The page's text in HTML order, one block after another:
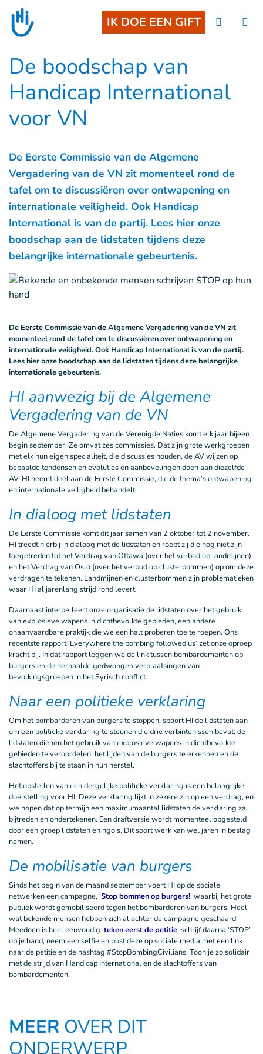
Goto main content
IK DOE EEN GIFT
De boodschap van
Handicap International
voor VN
De Eerste Commissie van de Algemene
Vergadering van de VN zit momenteel rond de
tafel om te discussiëren over ontwapening en
internationale veiligheid. Ook Handicap
International is van de partij. Lees hier onze
boodschap aan de lidstaten tijdens deze
belangrijke internationale gebeurtenis.
De Eerste Commissie van de Algemene Vergadering van de VN zit
momenteel rond de tafel om te discussiëren over ontwapening en
internationale veiligheid. Ook Handicap International is van de partij.
Lees hier onze boodschap aan de lidstaten tijdens deze belangrijke
internationale gebeurtenis.
HI aanwezig bij de Algemene
Vergadering van de VN
De Algemene Vergadering van de Verenigde Naties komt elk jaar bijeen
begin september. Ze omvat zes commissies. Dat zijn grote werkgroepen
met elk hun eigen specialiteit, die discussies houden, de AV wijzen op
bepaalde tendensen en evoluties en aanbevelingen doen aan diezelfde
AV. HI neemt deel aan de Eerste Commissie, die de thema’s ontwapening
en internationale veiligheid behandelt.
In dialoog met lidstaten
De Eerste Commissie komt dit jaar samen van 2 oktober tot 2 november.
HI treedt hierbij in dialoog met de lidstaten en roept zij die nog niet zijn
toegetreden tot het Verdrag van Ottawa (over het verbod op landmijnen)
en het Verdrag van Oslo (over het verbod op clusterbommen) op om deze
verdragen te tekenen. Landmijnen en clusterbommen zijn problematieken
waar HI al jarenlang strijd rond levert.
Daarnaast interpelleert onze organisatie de lidstaten over het gebruik
van explosieve wapens in dichtbevolkte gebieden, een andere
onaanvaardbare praktijk die we een halt proberen toe te roepen. Ons
recentste rapport ‘Everywhere the bombing followed us’ zet onze oproep
kracht bij. In dat rapport leggen we de link tussen bombardementen op
burgers en de herhaalde gedwongen verplaatsingen van
bevolkingsgroepen in het Syrisch conflict.
Naar een politieke verklaring
Om het bombarderen van burgers te stoppen, spoort HI de lidstaten aan
om een politieke verklaring te steunen die drie verbintenissen bevat: de
lidstaten dienen het gebruik van explosieve wapens in dichtbevolkte
gebieden te veroordelen, het lijden van de burgers te erkennen en de
slachtoffers bij te staan in hun herstel.
Het opstellen van een dergelijke politieke verklaring is een belangrijke
doelstelling voor HI. Deze verklaring lijkt in zekere zin op een verdrag, en
we hopen dat op termijn een maximumaantal lidstaten de verklaring zal
bijtreden en ondertekenen. Een draftversie wordt momenteel opgesteld
door een groep lidstaten en ngo’s. Dit soort werk kan wel jaren in beslag
nemen.
De mobilisatie van burgers
Sinds het begin van de maand september voert HI op de sociale
netwerken een campagne,‘Stop bommen op burgers!, waarbij het grote
publiek wordt gemobiliseerd tegen het bombarderen van burgers. Heel
wat bekende mensen hebben zich al achter de campagne geschaard.
Meedoen is heel eenvoudig: teken eerst de petitie, schrijf daarna ‘STOP’
op je hand, neem een selfie en post deze op sociale media met een link
naar de petitie en de hashtag #StopBombingCivilians. Toon je zo solidair
met de strijd van Handicap International en de slachtoffers van
bombardementen!
MEER OVER DIT
ONDERWERP